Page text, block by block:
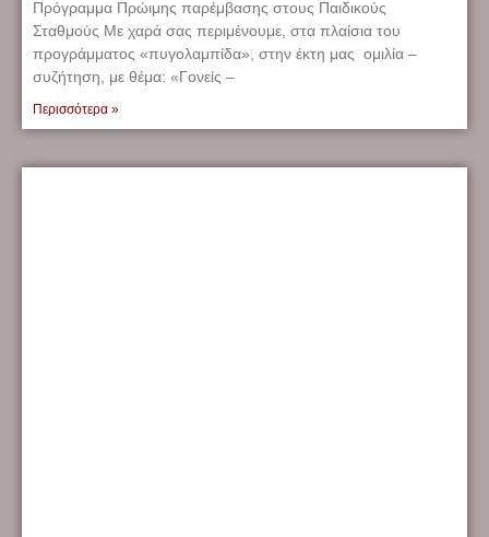
Πρόγραμμα Πρώιμης παρέμβασης στους Παιδικούς
Σταθμούς Με χαρά σας περιμένουμε, στα πλαίσια του
προγράμματος «πυγολαμπίδα», στην έκτη μας ομιλία –
συζήτηση, με θέμα: «Γονείς –
Περισσότερα »